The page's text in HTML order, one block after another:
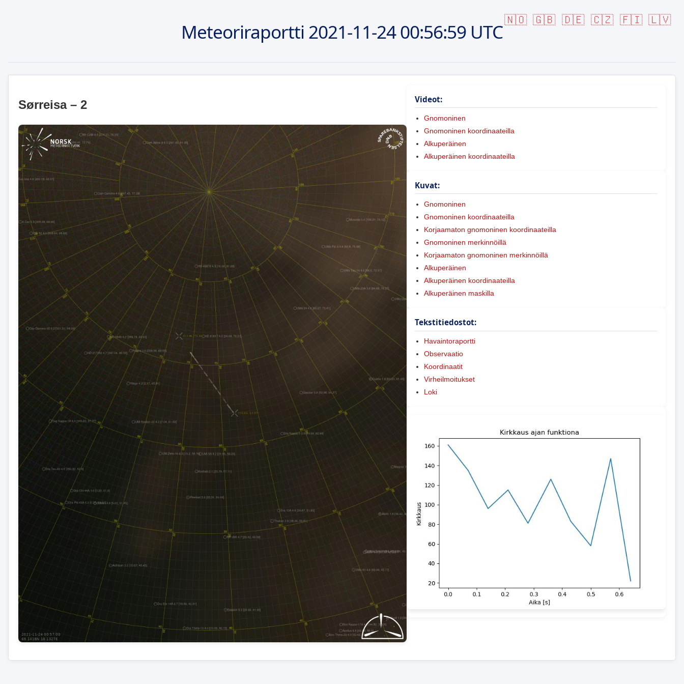
🇳🇴 🇬🇧 🇩🇪 🇨🇿 🇫🇮 🇱🇻
Meteoriraportti 2021-11-2400:56:59 UTC
Sørreisa – 2 Videot:
Gnomoninen
Gnomoninen koordinaateilla
Alkuperäinen
Alkuperäinen koordinaateilla
Kuvat:
Gnomoninen
Gnomoninen koordinaateilla
Korjaamaton gnomoninen koordinaateilla
Gnomoninen merkinnöillä
Korjaamaton gnomoninen merkinnöillä
Alkuperäinen
Alkuperäinen koordinaateilla
Alkuperäinen maskilla
Tekstitiedostot:
Havaintoraportti
Observaatio
Koordinaatit
Virheilmoitukset
Loki